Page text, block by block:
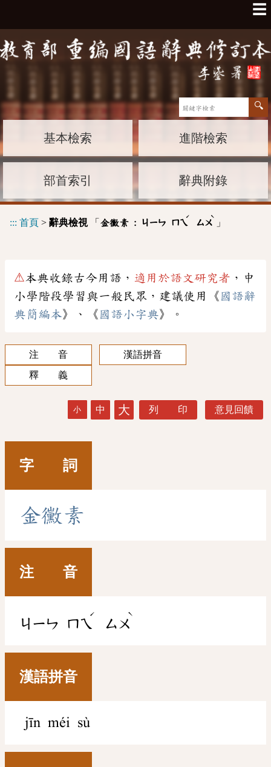
☰
基本檢索 進階檢索
部首索引 辭典附錄
::: 首頁 > 辭典檢視「 金黴素 : ㄐㄧㄣ ㄇㄟ
ˊ
ㄙㄨ
ˋ
」
⚠本典收錄古今用語， 適用於語文研究者 ，中
小學階段學習與一般民眾，建議使用《 國語辭
典簡編本》、《 國語小字典》。
注 音
漢語拼音
釋 義
小 中 大 列 印 意見回饋
字 詞
金黴素
注 音
ㄐㄧㄣ ㄇㄟ
ˊ
ㄙㄨ
ˋ
漢語拼音
jīn méi sù